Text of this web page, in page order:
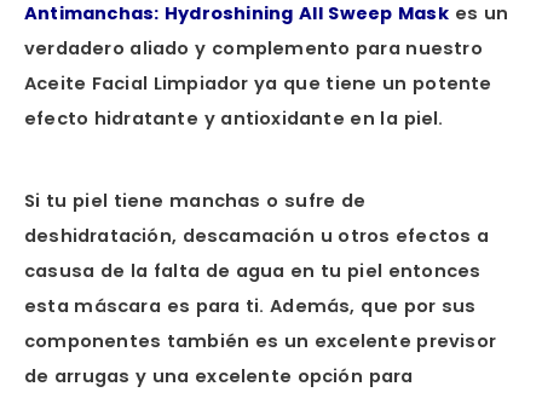
Antimanchas: Hydroshining All Sweep Maskes un
verdadero aliado y complemento para nuestro
Aceite Facial Limpiador ya que tiene un potente
efecto hidratante y antioxidante en la piel.
Si tu piel tiene manchas o sufre de
deshidratación, descamación u otros efectos a
casusa de la falta de agua en tu piel entonces
esta máscara es para ti. Además, que por sus
componentes también es un excelente previsor
de arrugas y una excelente opción para